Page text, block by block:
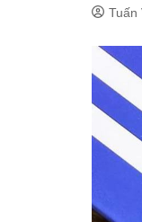
Tuấn